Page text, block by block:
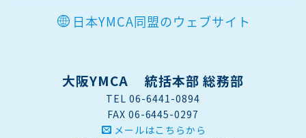
日本YMCA同盟のウェブサイト
大阪YMCA 統括本部 総務部
TEL 06-6441-0894
FAX 06-6445-0297
メールはこちらから